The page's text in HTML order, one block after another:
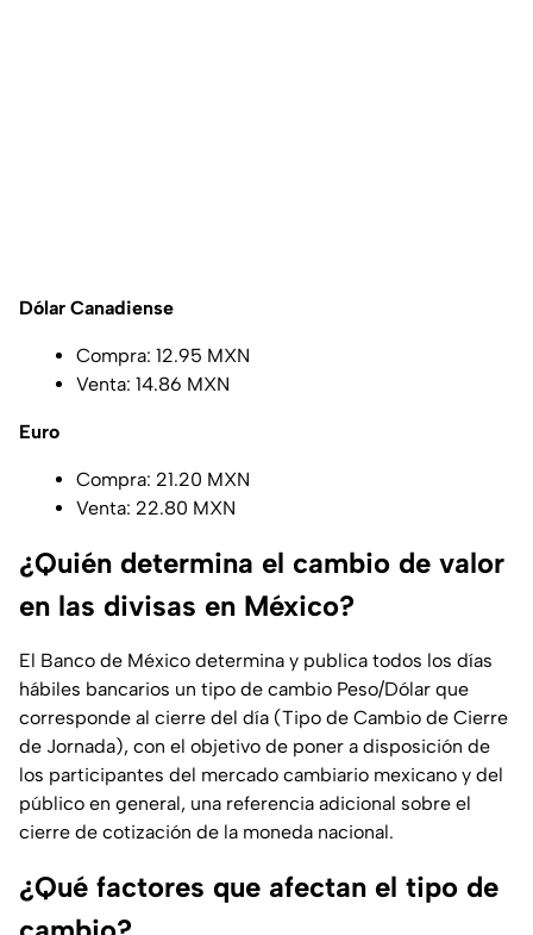
Dólar Canadiense
Compra: 12.95 MXN
Venta: 14.86 MXN
Euro
Compra: 21.20 MXN
Venta: 22.80 MXN
¿Quién determina el cambio de valor
en las divisas en México?
El Banco de México determina y publica todos los días
hábiles bancarios un tipo de cambio Peso/Dólar que
corresponde al cierre del día (Tipo de Cambio de Cierre
de Jornada), con el objetivo de poner a disposición de
los participantes del mercado cambiario mexicano y del
público en general, una referencia adicional sobre el
cierre de cotización de la moneda nacional.
¿Qué factores que afectan el tipo de